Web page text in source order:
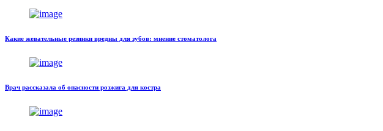
Какие жевательные резинки вредны для зубов: мнение стоматолога
Врач рассказала об опасности розжига для костра